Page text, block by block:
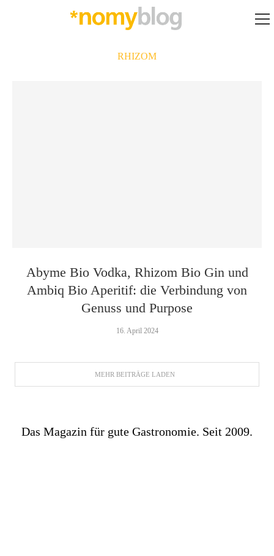
RHIZOM
Abyme Bio Vodka, Rhizom Bio Gin und
Ambiq Bio Aperitif: die Verbindung von
Genuss und Purpose
16. April 2024
MEHR BEITRÄGE LADEN
Das Magazin für gute Gastronomie. Seit 2009.